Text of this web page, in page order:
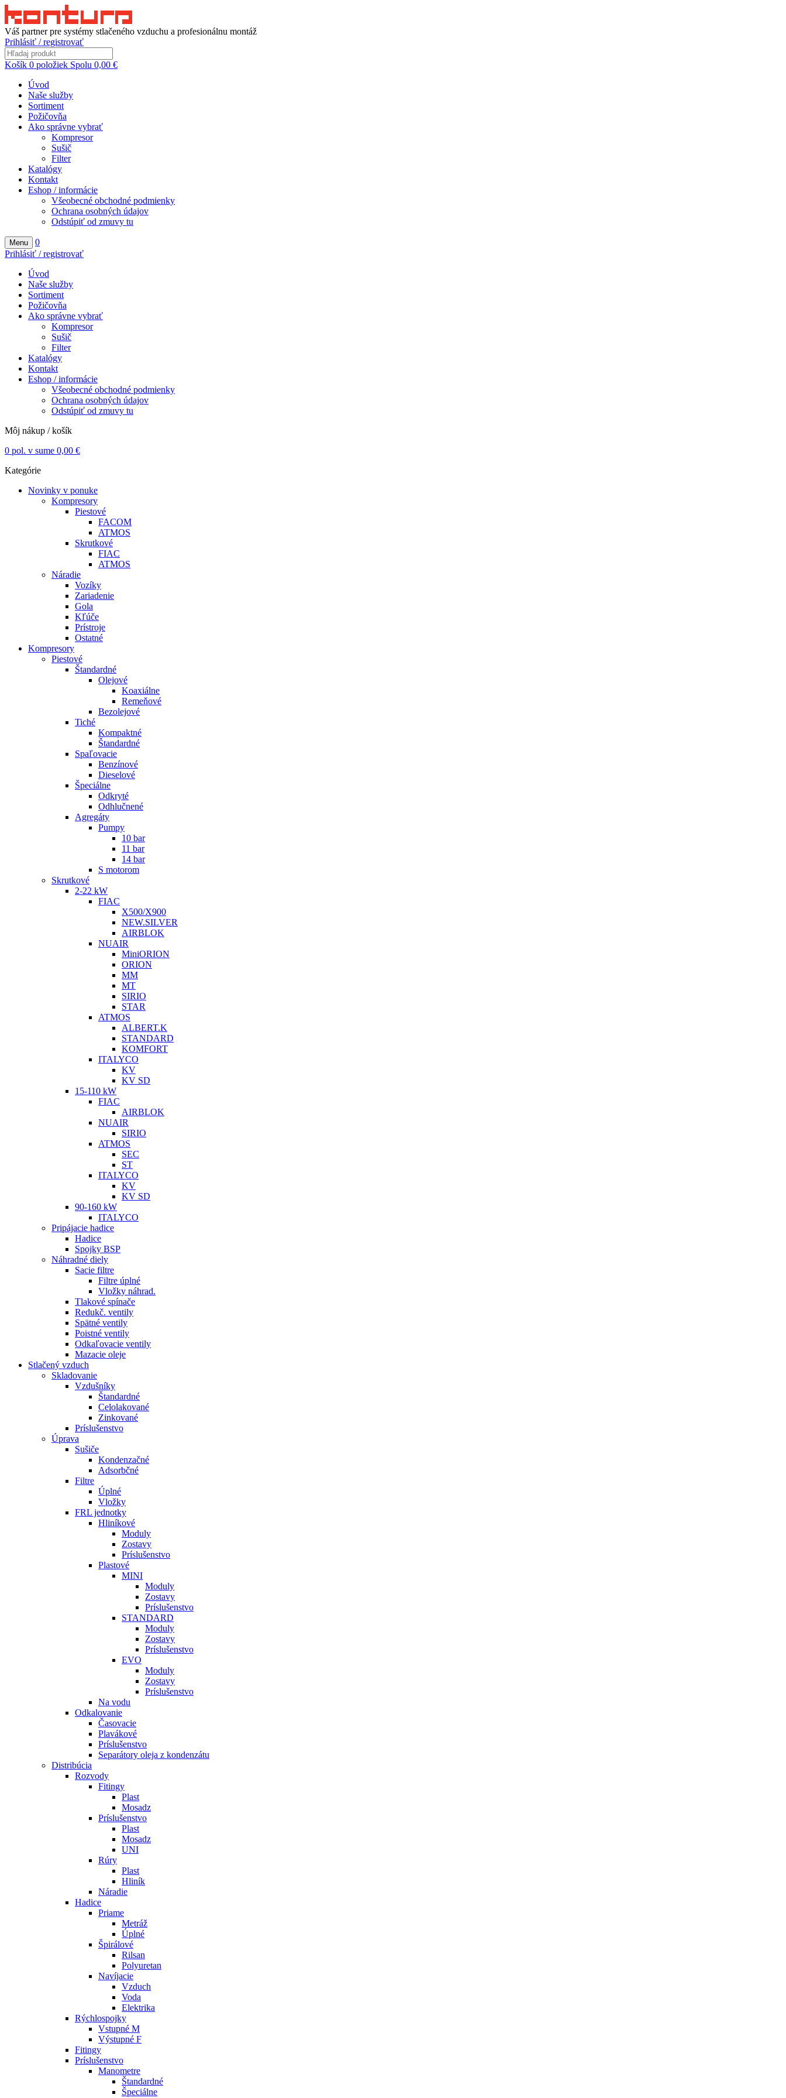
Váš partner pre systémy stlačeného vzduchu a profesionálnu montáž
Prihlásiť / registrovať
Košík 0 položiek Spolu 0,00 €
Úvod
Naše služby
Sortiment
Požičovňa
Ako správne vybrať
Kompresor
Sušič
Filter
Katalógy
Kontakt
Eshop / informácie
Všeobecné obchodné podmienky
Ochrana osobných údajov
Odstúpiť od zmuvy tu
Menu
0
Prihlásiť / registrovať
Úvod
Naše služby
Sortiment
Požičovňa
Ako správne vybrať
Kompresor
Sušič
Filter
Katalógy
Kontakt
Eshop / informácie
Všeobecné obchodné podmienky
Ochrana osobných údajov
Odstúpiť od zmuvy tu
Môj nákup / košík
0 pol. v sume 0,00 €
Kategórie
Novinky v ponuke
Kompresory
Piestové
FACOM
ATMOS
Skrutkové
FIAC
ATMOS
Náradie
Vozíky
Zariadenie
Gola
Kľúče
Prístroje
Ostatné
Kompresory
Piestové
Štandardné
Olejové
Koaxiálne
Remeňové
Bezolejové
Tiché
Kompaktné
Štandardné
Spaľovacie
Benzínové
Dieselové
Špeciálne
Odkryté
Odhlučnené
Agregáty
Pumpy
10 bar
11 bar
14 bar
S motorom
Skrutkové
2-22 kW
FIAC
X500/X900
NEW.SILVER
AIRBLOK
NUAIR
MiniORION
ORION
MM
MT
SIRIO
STAR
ATMOS
ALBERT.K
STANDARD
KOMFORT
ITALYCO
KV
KV SD
15-110 kW
FIAC
AIRBLOK
NUAIR
SIRIO
ATMOS
SEC
ST
ITALYCO
KV
KV SD
90-160 kW
ITALYCO
Pripájacie hadice
Hadice
Spojky BSP
Náhradné diely
Sacie filtre
Filtre úplné
Vložky náhrad.
Tlakové spínače
Redukč. ventily
Spätné ventily
Poistné ventily
Odkaľovacie ventily
Mazacie oleje
Stlačený vzduch
Skladovanie
Vzdušníky
Štandardné
Celolakované
Zinkované
Príslušenstvo
Úprava
Sušiče
Kondenzačné
Adsorbčné
Filtre
Úplné
Vložky
FRL jednotky
Hliníkové
Moduly
Zostavy
Príslušenstvo
Plastové
MINI
Moduly
Zostavy
Príslušenstvo
STANDARD
Moduly
Zostavy
Príslušenstvo
EVO
Moduly
Zostavy
Príslušenstvo
Na vodu
Odkalovanie
Časovacie
Plavákové
Príslušenstvo
Separátory oleja z kondenzátu
Distribúcia
Rozvody
Fitingy
Plast
Mosadz
Príslušenstvo
Plast
Mosadz
UNI
Rúry
Plast
Hliník
Náradie
Hadice
Priame
Metráž
Úplné
Špirálové
Rilsan
Polyuretan
Navíjacie
Vzduch
Voda
Elektrika
Rýchlospojky
Vstupné M
Výstupné F
Fitingy
Príslušenstvo
Manometre
Štandardné
Špeciálne